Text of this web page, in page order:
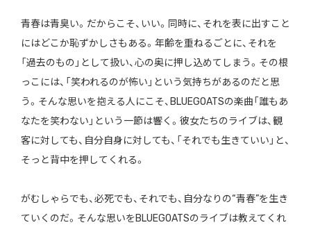
青春は青臭い。だからこそ、いい。同時に、それを表に出すこと
にはどこか恥ずかしさもある。年齢を重ねるごとに、それを
「過去のもの」として扱い、心の奥に押し込めてしまう。その根
っこには、「笑われるのが怖い」という気持ちがあるのだと思
う。そんな思いを抱える人にこそ、BLUEGOATSの楽曲「誰もあ
なたを笑わない」という一節は響く。彼女たちのライブは、観
客に対しても、自分自身に対しても、「それでも生きていい」と、
そっと背中を押してくれる。
がむしゃらでも、必死でも、それでも、自分なりの“青春”を生き
ていくのだ。そんな思いをBLUEGOATSのライブは教えてくれ